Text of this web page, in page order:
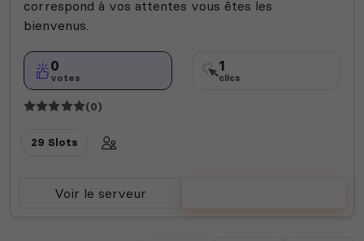
correspond à vos attentes vous êtes les
bienvenus.
0
votes
1
clics
(0)
29 Slots
Voir le serveur